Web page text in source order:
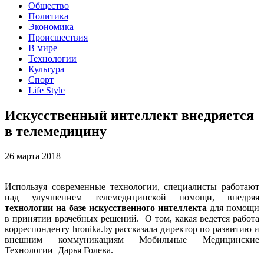
Общество
Политика
Экономика
Происшествия
В мире
Технологии
Культура
Спорт
Life Style
Искусственный интеллект внедряется
в телемедицину
26 марта 2018
Используя современные технологии, специалисты работают
над улучшением телемедицинской помощи, внедряя
технологии на базе искусственного интеллекта для помощи
в принятии врачебных решений. О том, какая ведется работа
корреспонденту hronika.by рассказала директор по развитию и
внешним коммуникациям Мобильные Медицинские
Технологии Дарья Голева.